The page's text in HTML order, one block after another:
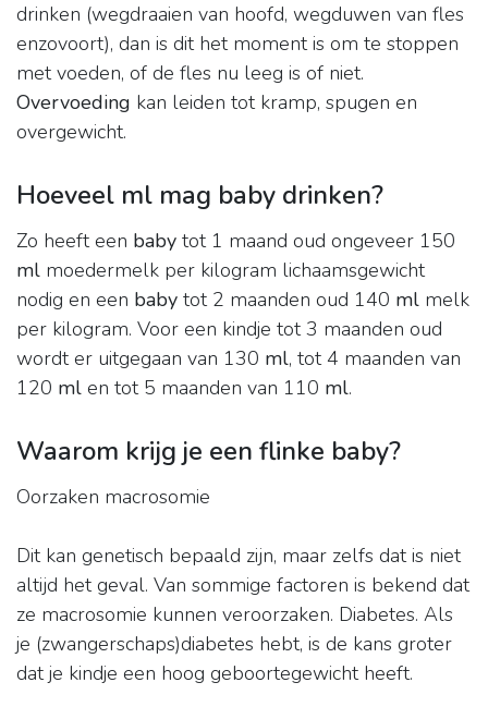
drinken (wegdraaien van hoofd, wegduwen van fles
enzovoort), dan is dit het moment is om te stoppen
met voeden, of de fles nu leeg is of niet.
Overvoeding kan leiden tot kramp, spugen en
overgewicht.
Hoeveel ml mag baby drinken?
Zo heeft een baby tot 1 maand oud ongeveer 150
ml moedermelk per kilogram lichaamsgewicht
nodig en een baby tot 2 maanden oud 140 ml melk
per kilogram. Voor een kindje tot 3 maanden oud
wordt er uitgegaan van 130 ml, tot 4 maanden van
120 ml en tot 5 maanden van 110 ml.
Waarom krijg je een flinke baby?
Oorzaken macrosomie
Dit kan genetisch bepaald zijn, maar zelfs dat is niet
altijd het geval. Van sommige factoren is bekend dat
ze macrosomie kunnen veroorzaken. Diabetes. Als
je (zwangerschaps)diabetes hebt, is de kans groter
dat je kindje een hoog geboortegewicht heeft.